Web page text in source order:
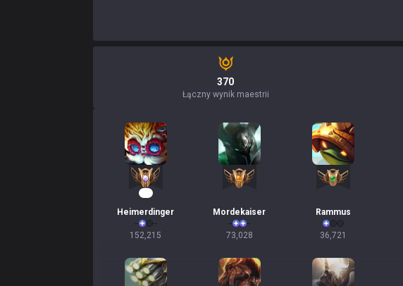
370
Łączny wynik maestrii
13
Heimerdinger
152,215
Mordekaiser
73,028
Rammus
36,721